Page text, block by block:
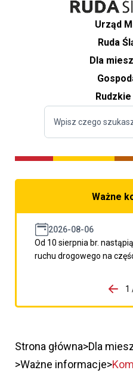
Urząd
Ruda
Dla
Rudzkie
Ważne
2026-08-06
Od 10 sierpnia br.
ruchu drogowego na
porzpedniego komunikatu
1
Strona główna Dla
Ważne informacje